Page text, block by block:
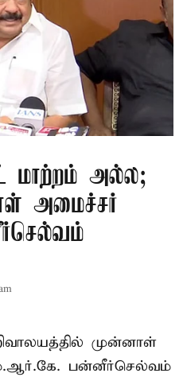
அல்ல;
அமைச்சர்
முன்னாள்
பன்னீர்செல்வம்